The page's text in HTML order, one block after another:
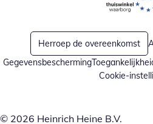
Opent in
Herroep de overeenkomst
Gegevensbescherming
Cookie-
© 2026 Heinrich Heine B.V.